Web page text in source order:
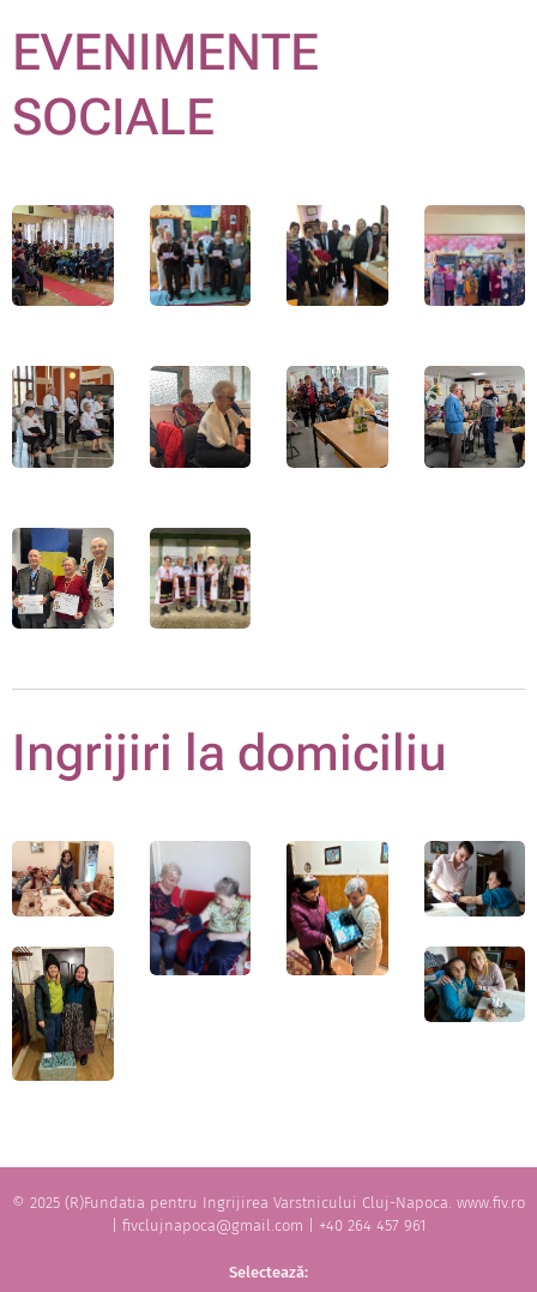
EVENIMENTE
SOCIALE
Ingrijiri la domiciliu
© 2025 (R)Fundatia pentru Ingrijirea Varstnicului Cluj-Napoca. www.fiv.ro
| fivclujnapoca@gmail.com | +40 264 457 961
Selectează